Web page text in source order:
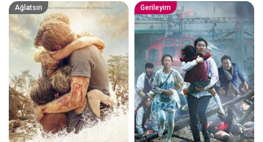
Ağlatsın Gerileyim